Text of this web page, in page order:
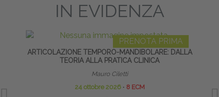
IN EVIDENZA
PRENOTA PRIMA
ARTICOLAZIONE TEMPORO-MANDIBOLARE: DALLA
TEORIA ALLA PRATICA CLINICA
Mauro Ciletti
24 ottobre 2026 ∙ 8 ECM